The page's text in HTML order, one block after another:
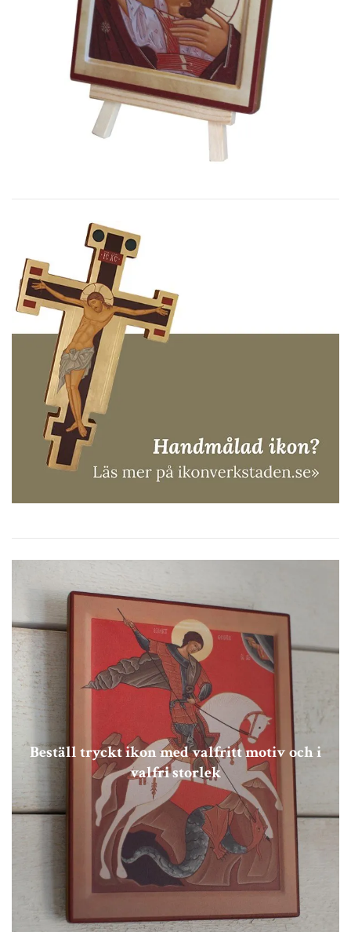
Beställ tryckt ikon med valfritt motiv och i
valfri storlek